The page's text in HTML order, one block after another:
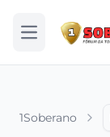
Abrir menu
1Soberano